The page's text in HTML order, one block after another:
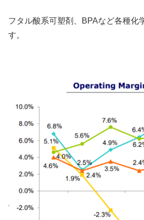
フタル酸系可塑剤、BPAなど各種化
す。